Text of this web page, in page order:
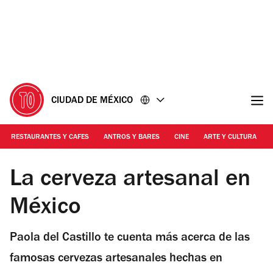
CIUDAD DE MÉXICO
RESTAURANTES Y CAFES ANTROS Y BARES CINE ARTE Y CULTURA
Foto: Istock
La cerveza artesanal en
México
Paola del Castillo te cuenta más acerca de las
famosas cervezas artesanales hechas en